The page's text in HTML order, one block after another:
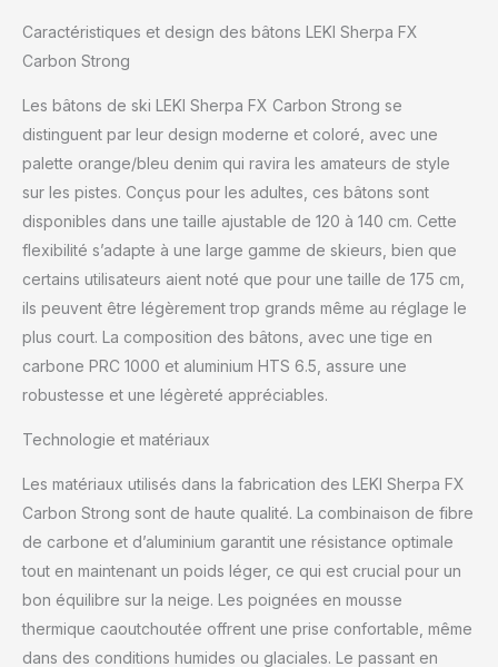
Caractéristiques et design des bâtons LEKI Sherpa FX
Carbon Strong
Les bâtons de ski LEKI Sherpa FX Carbon Strong se
distinguent par leur design moderne et coloré, avec une
palette orange/bleu denim qui ravira les amateurs de style
sur les pistes. Conçus pour les adultes, ces bâtons sont
disponibles dans une taille ajustable de 120 à 140 cm. Cette
flexibilité s’adapte à une large gamme de skieurs, bien que
certains utilisateurs aient noté que pour une taille de 175 cm,
ils peuvent être légèrement trop grands même au réglage le
plus court. La composition des bâtons, avec une tige en
carbone PRC 1000 et aluminium HTS 6.5, assure une
robustesse et une légèreté appréciables.
Technologie et matériaux
Les matériaux utilisés dans la fabrication des LEKI Sherpa FX
Carbon Strong sont de haute qualité. La combinaison de fibre
de carbone et d’aluminium garantit une résistance optimale
tout en maintenant un poids léger, ce qui est crucial pour un
bon équilibre sur la neige. Les poignées en mousse
thermique caoutchoutée offrent une prise confortable, même
dans des conditions humides ou glaciales. Le passant en